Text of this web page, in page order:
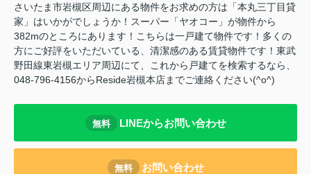
さいたま市岩槻区周辺にある物件をお求めの方は「本丸三丁目貸
家」はいかがでしょうか！スーパー「ヤオコー」が物件から
382mのところにあります！こちらは一戸建て物件です！多くの
方にご好評をいただいている、清潔感のある賃貸物件です！東武
野田線東岩槻エリア周辺にて、これから戸建てを検索するなら、
048-796-4156からReside岩槻本店までご連絡ください(^o^)
無料 LINEからお問い合わせ
無料 お問い合わせ